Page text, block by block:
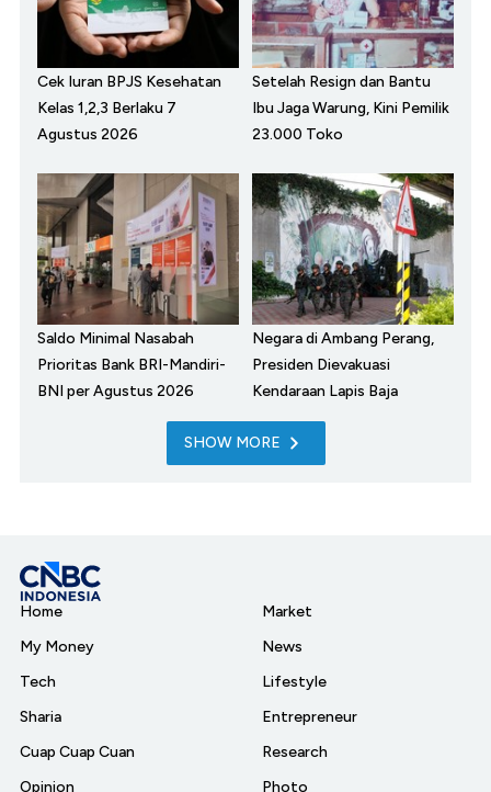
Cek Iuran BPJS Kesehatan
Kelas 1,2,3 Berlaku 7
Agustus 2026
Setelah Resign dan Bantu
Ibu Jaga Warung, Kini Pemilik
23.000 Toko
Saldo Minimal Nasabah
Prioritas Bank BRI-Mandiri-
BNI per Agustus 2026
Negara di Ambang Perang,
Presiden Dievakuasi
Kendaraan Lapis Baja
SHOW MORE
Home
My Money
Tech
Sharia
Cuap Cuap Cuan
Opinion
Market
News
Lifestyle
Entrepreneur
Research
Photo